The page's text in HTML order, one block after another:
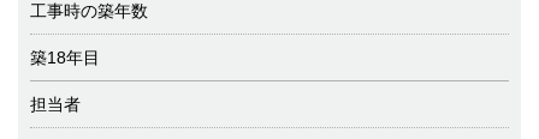
工事時の築年数
築18年目
担当者